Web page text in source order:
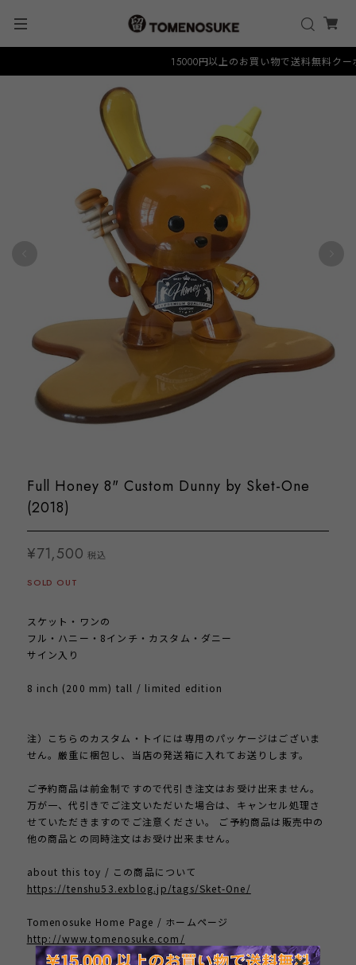
15000円以上のお買い物で送料無料クー
Full Honey 8" Custom Dunny by Sket-One
(2018)
¥71,500 税込
SOLD OUT
スケット・ワンの
フル・ハニー・8インチ・カスタム・ダニー
サイン入り
8 inch (200 mm) tall / limited edition
注）こちらのカスタム・トイには専用のパッケージはございま
せん。厳重に梱包し、当店の発送箱に入れてお送りします。
ご予約商品は前金制ですので代引き注文はお受け出来ません。
万が一、代引きでご注文いただいた場合は、キャンセル処理さ
せていただきますのでご注意ください。 ご予約商品は販売中の
他の商品との同時注文はお受け出来ません。
about this toy / この商品について
https://tenshu53.exblog.jp/tags/Sket-One/
Tomenosuke Home Page / ホームページ
http://www.tomenosuke.com/